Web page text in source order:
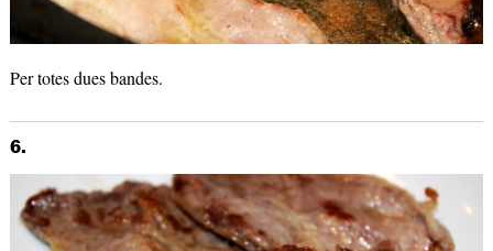
Per totes dues bandes.
6.